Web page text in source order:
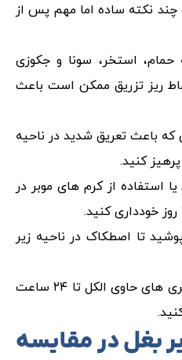
چند نکته ساده اما مهم پس از
به حمام، استخر، سونا و جکوزی
ریز تزریق ممکن است باعث
باعث تعریق شدید در ناحیه
یا استفاده از کرم های موبر در
تا اصطکاک در ناحیه زیر
۵. از زدن دئودورانت ها و اسپری های حاوی الکل تا ۲۴ ساعت
بغل در مقایسه